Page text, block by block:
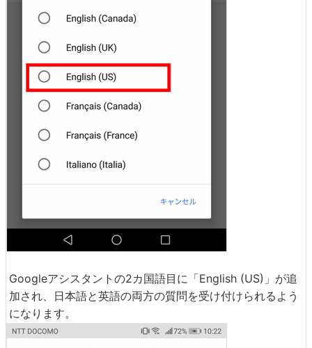
Googleアシスタントの2カ国語目に「English (US)」が追
加され、日本語と英語の両方の質問を受け付けられるよう
になります。